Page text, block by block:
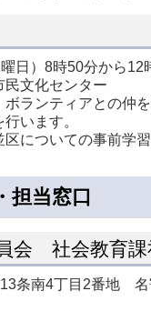
日）8時50分から12
民文化センター
ボランティアとの仲
います。
についての事前学習
担当窓口
会 社会教育課
条南4丁目2番地 名